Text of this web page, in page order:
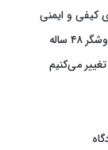
می‌کنیم